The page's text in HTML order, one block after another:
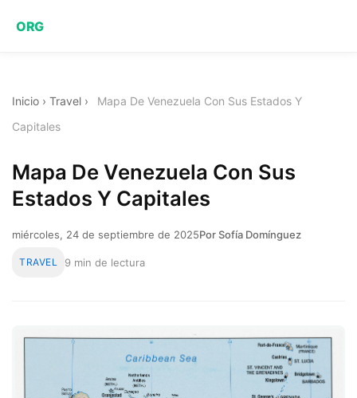
ORG
Inicio › Travel ›
Mapa De Venezuela Con Sus Estados Y
Capitales
Mapa De Venezuela Con Sus
Estados Y Capitales
miércoles, 24 de septiembre de 2025Por Sofía Domínguez
TRAVEL 9 min de lectura